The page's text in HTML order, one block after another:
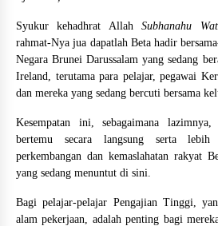
Syukur kehadhrat AllahSubhanahu
rahmat-Nya jua dapatlah Beta hadir
Negara Brunei Darussalam yang sedang
Ireland, terutama para pelajar, pegawai
dan mereka yang sedang bercuti bersama
Kesempatan ini, sebagaimana
bertemu secara langsung serta lebih
perkembangan dan kemaslahatan rakyat
yang sedang menuntut di sini.
Bagi pelajar-pelajar Pengajian Tinggi,
alam pekerjaan, adalah penting bagi